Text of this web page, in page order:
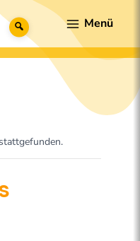
Suche
Menu